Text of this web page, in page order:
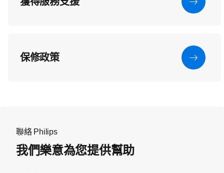
保修政策
聯絡 Philips
我們樂意為您提供幫助